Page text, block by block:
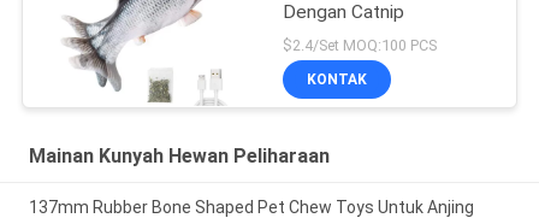
Dengan Catnip
$2.4/Set MOQ:100 PCS
KONTAK
Mainan Kunyah Hewan Peliharaan
137mm Rubber Bone Shaped Pet Chew Toys Untuk Anjing